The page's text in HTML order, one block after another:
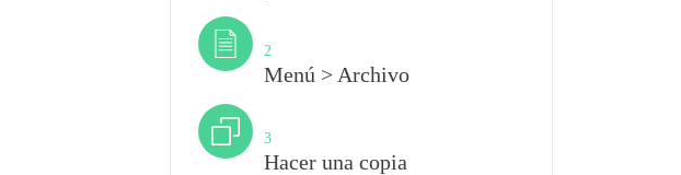
2
Menú > Archivo
3
Hacer una copia